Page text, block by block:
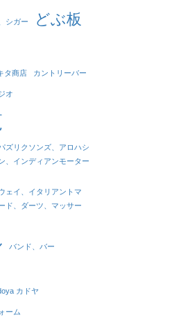
シガー
どぶ板
タ商店 カントリーバー
オ
ズリクソンズ、アロハシ
、インディアンモーター
ェイ、イタリアントマ
ド、ダーツ、マッサー
バンド、バー
カドヤ
ーム